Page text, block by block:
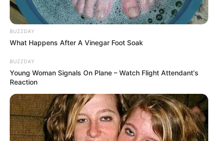
BUZZDAY
What Happens After A Vinegar Foot Soak
BUZZDAY
Young Woman Signals On Plane – Watch Flight Attendant's
Reaction